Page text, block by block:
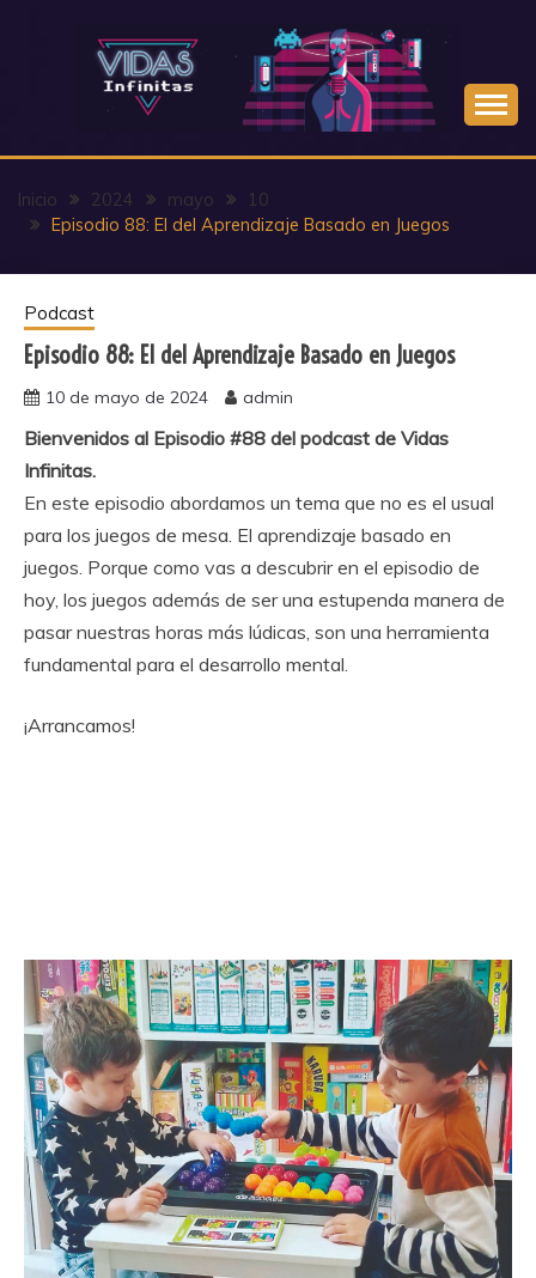
Inicio 2024 mayo
10
Episodio 88: El del Aprendizaje Basado en Juegos
Podcast
Episodio 88: El del Aprendizaje Basado en Juegos
10 de mayo de 2024 admin
Bienvenidos al Episodio #88 del podcast de Vidas
Infinitas.
En este episodio abordamos un tema que no es el usual
para los juegos de mesa. El aprendizaje basado en
juegos. Porque como vas a descubrir en el episodio de
hoy, los juegos además de ser una estupenda manera de
pasar nuestras horas más lúdicas, son una herramienta
fundamental para el desarrollo mental.
¡Arrancamos!